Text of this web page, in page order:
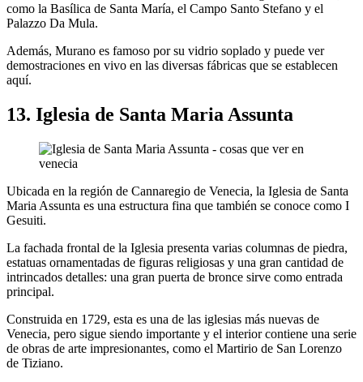
como la Basílica de Santa María, el Campo Santo Stefano y el
Palazzo Da Mula.
Además, Murano es famoso por su vidrio soplado y puede ver
demostraciones en vivo en las diversas fábricas que se establecen
aquí.
13. Iglesia de Santa Maria Assunta
Ubicada en la región de Cannaregio de Venecia, la Iglesia de Santa
Maria Assunta es una estructura fina que también se conoce como I
Gesuiti.
La fachada frontal de la Iglesia presenta varias columnas de piedra,
estatuas ornamentadas de figuras religiosas y una gran cantidad de
intrincados detalles: una gran puerta de bronce sirve como entrada
principal.
Construida en 1729, esta es una de las iglesias más nuevas de
Venecia, pero sigue siendo importante y el interior contiene una serie
de obras de arte impresionantes, como el Martirio de San Lorenzo
de Tiziano.